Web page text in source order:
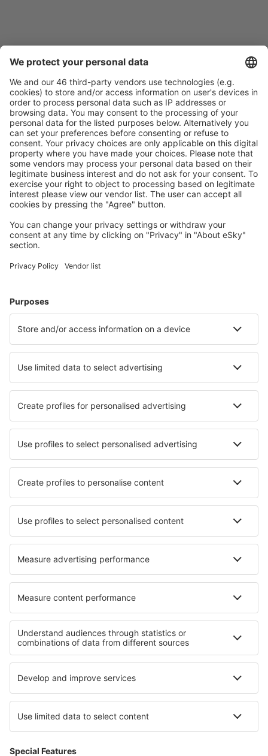
Angebot an Ihre Bedürfnisse angepasst.
Sicher planen
Buchen ohne Sorgen mit einer kostenlosen
Stornierungsoption.
Mehr sparen
Attraktive Preise und Spezialangebote für eingeloggte
Benutzer.
Wählen Sie aus über 1,3 Millionen Unterkünften: Hotels,
Hütten, Apartments und andere.
Hotels in den Niederlanden - Beliebte Städte
Hotels in Kamperland Hotels in Amsterdam
Hotels in Egmond aan Zee Hotels Bant
Hotels in Zwolle Hotels in Winterswijk
Hotels in Bezerros Hotels in Mendrisio
Hotels in Gerstenberg Hotels in Itzehoe
Hotels in Absam Hotels in Ljubuski
Hotels in Croton-on-Hudson Hotels in Ligny-en-Cambrésis
Die besten Hotels - Regionen
Hotels in den Niederlanden Hotels in Mährische Karst
Hotels in Kantabrien Hotels in Michigan
Hotels in Kreis Suceava Hotels in Stredné Považie